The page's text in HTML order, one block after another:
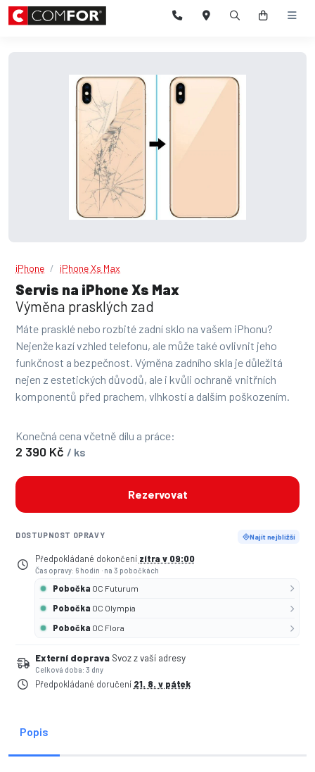
iPhone iPhone Xs Max
Servis na iPhone Xs Max
Výměna prasklých zad
Máte prasklé nebo rozbité zadní sklo na vašem iPhonu?
Nejenže kazí vzhled telefonu, ale může také ovlivnit jeho
funkčnost a bezpečnost. Výměna zadního skla je důležitá
nejen z estetických důvodů, ale i kvůli ochraně vnitřních
komponentů před prachem, vlhkostí a dalším poškozením.
Konečná cena včetně dílu a práce:
2 390 Kč / ks
Rezervovat
DOSTUPNOST OPRAVY Najít nejbližší
Předpokládané dokončení zítra v 09:00
Čas opravy: 6 hodin · na 3 pobočkách
Pobočka OC Futurum
Pobočka OC Olympia
Pobočka OC Flora
Externí doprava Svoz z vaší adresy
Celková doba: 3 dny
Předpokládané doručení 21. 8. v pátek
Popis